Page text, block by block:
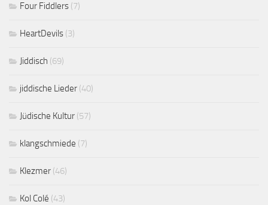
Four Fiddlers (7)
HeartDevils (3)
Jiddisch (69)
jiddische Lieder (40)
Jüdische Kultur (57)
klangschmiede (7)
Klezmer (46)
Kol Colé (43)